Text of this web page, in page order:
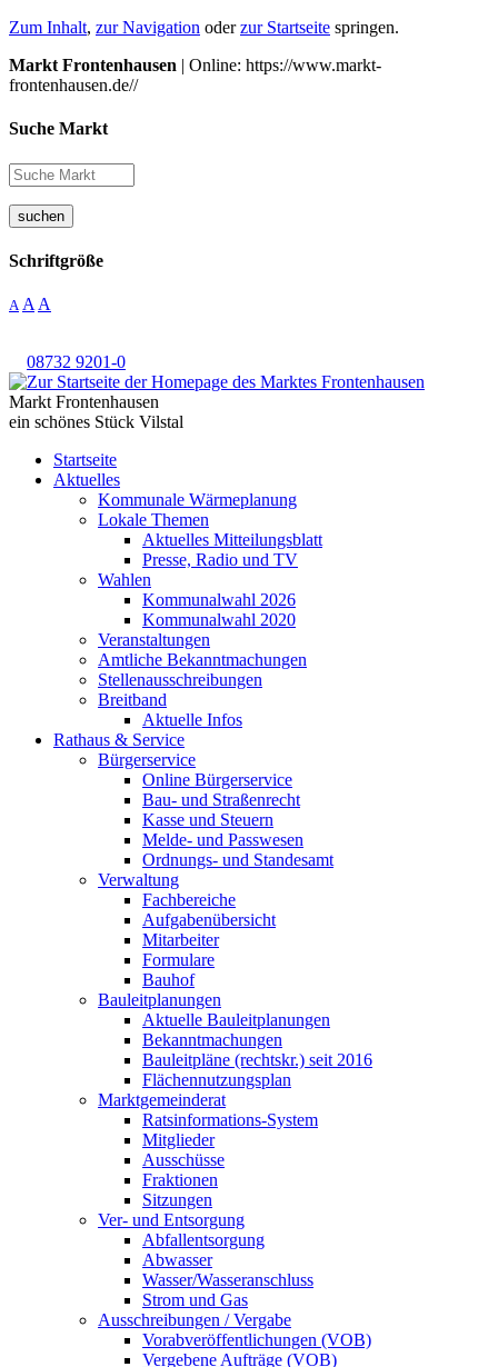
Zum Inhalt, zur Navigation oderzur Startseite springen.
Markt Frontenhausen | Online: https://www.markt-
frontenhausen.de//
Suche Markt
suchen
Schriftgröße
A A A
08732 9201-0
Markt Frontenhausen
ein schönes Stück Vilstal
Startseite
Aktuelles
Kommunale Wärmeplanung
Lokale Themen
Aktuelles Mitteilungsblatt
Presse, Radio und TV
Wahlen
Kommunalwahl 2026
Kommunalwahl 2020
Veranstaltungen
Amtliche Bekanntmachungen
Stellenausschreibungen
Breitband
Aktuelle Infos
Rathaus & Service
Bürgerservice
Online Bürgerservice
Bau- und Straßenrecht
Kasse und Steuern
Melde- und Passwesen
Ordnungs- und Standesamt
Verwaltung
Fachbereiche
Aufgabenübersicht
Mitarbeiter
Formulare
Bauhof
Bauleitplanungen
Aktuelle Bauleitplanungen
Bekanntmachungen
Bauleitpläne (rechtskr.) seit 2016
Flächennutzungsplan
Marktgemeinderat
Ratsinformations-System
Mitglieder
Ausschüsse
Fraktionen
Sitzungen
Ver- und Entsorgung
Abfallentsorgung
Abwasser
Wasser/Wasseranschluss
Strom und Gas
Ausschreibungen / Vergabe
Vorabveröffentlichungen (VOB)
Vergebene Aufträge (VOB)